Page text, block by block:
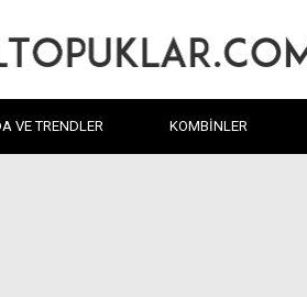
VE TRENDLER KOMBINLER